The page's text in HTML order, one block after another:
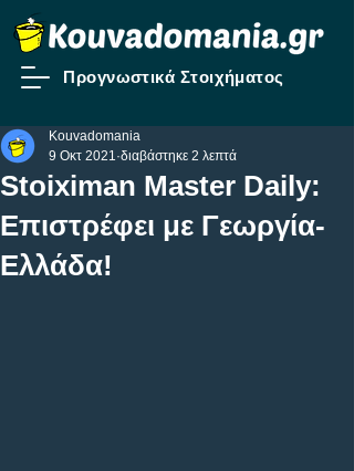
Προγνωστικά Στοιχήματος
Stoiximan Master Daily:
Επιστρέφει με Γεωργία-
Ελλάδα!
Kouvadomania
9 Οκτ 2021 διαβάστηκε 2 λεπτά